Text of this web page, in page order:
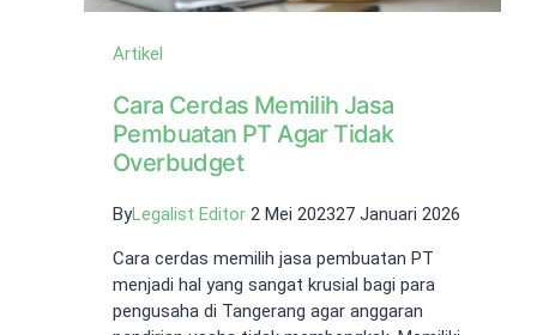
Artikel
Cara Cerdas Memilih Jasa
Pembuatan PT Agar Tidak
Overbudget
ByLegalist Editor 2 Mei 202327 Januari 2026
Cara cerdas memilih jasa pembuatan PT
menjadi hal yang sangat krusial bagi para
pengusaha di Tangerang agar anggaran